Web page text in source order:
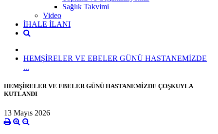
Sağlık Takvimi
Video
İHALE İLANI
HEMŞİRELER VE EBELER GÜNÜ HASTANEMİZDE
...
HEMŞİRELER VE EBELER GÜNÜ HASTANEMİZDE ÇOŞKUYLA
KUTLANDI
13 Mayıs 2026